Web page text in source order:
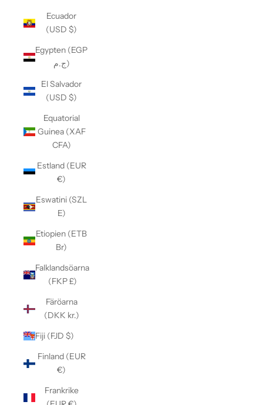
Ecuador
(USD $)
Egypten (EGP
ج.م)
El Salvador
(USD $)
Equatorial
Guinea (XAF
CFA)
Estland (EUR
€)
Eswatini (SZL
E)
Etiopien (ETB
Br)
Falklandsöarna
(FKP £)
Färöarna
(DKK kr.)
Fiji (FJD $)
Finland (EUR
€)
Frankrike